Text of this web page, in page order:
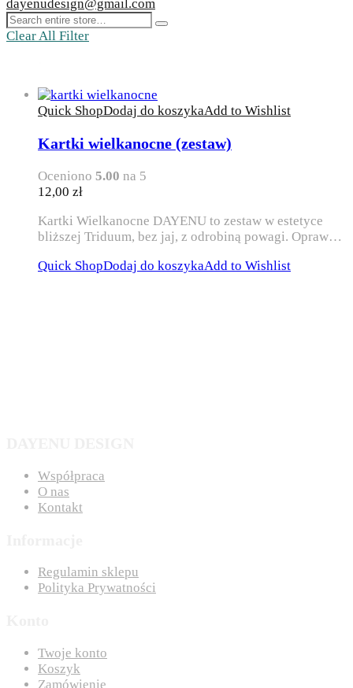
dayenudesign@gmail.com
Clear All Filter
Quick ShopDodaj do koszykaAdd to Wishlist
Kartki wielkanocne (zestaw)
Oceniono 5.00 na 5
12,00 zł
Kartki Wielkanocne DAYENU to zestaw w estetyce
bliższej Triduum, bez jaj, z odrobiną powagi. Opraw…
Quick ShopDodaj do koszykaAdd to Wishlist
Współpraca
O nas
Kontakt
Regulamin sklepu
Polityka Prywatności
Twoje konto
Koszyk
Zamówienie